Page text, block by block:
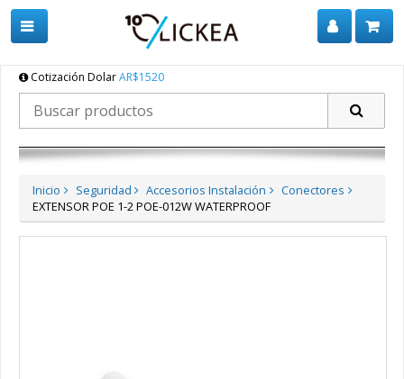
Cotización DolarAR$1520
Inicio Seguridad Accesorios Instalación
Conectores
EXTENSOR POE 1-2 POE-012W WATERPROOF